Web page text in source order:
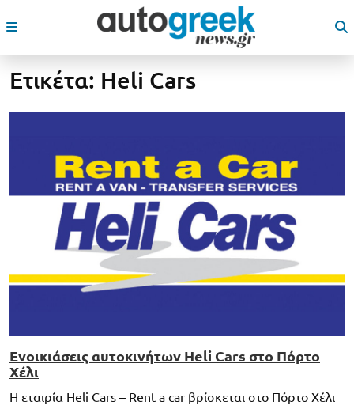
Ετικέτα: Heli Cars
Ενοικιάσεις αυτοκινήτων Heli Cars στο Πόρτο
Χέλι
Η εταιρία Heli Cars – Rent a car βρίσκεται στο Πόρτο Χέλι